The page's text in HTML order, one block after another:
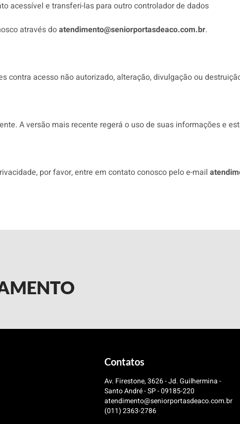
acessível e transferi-las para outro controlador de dados
através doatendimento@seniorportasdeaco.com.br.
contra acesso não autorizado, alteração, divulgação ou
A versão mais recente regerá o uso de suas informações e
por favor, entre em contato conosco pelo e-mail
Contatos
Av. Firestone, 3626 - Jd. Guilhermina -
Santo André - SP - 09185-220
atendimento@seniorportasdeaco.com.br
(011) 2363-2786